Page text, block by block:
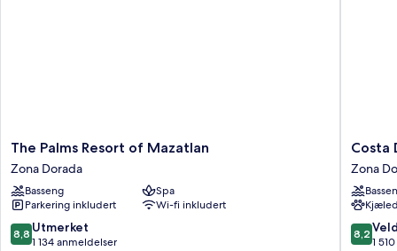
The
Palms
Resort
of
Mazatlan
Zona
Dorada
The Palms Resort of Mazatlan
Zona Dorada
Basseng
Spa
Parkering inkludert
Wi-fi inkludert
8.8
av
8,8 Utmerket
1 134 anmeldelser
Costa
De
Oro
Beach
Hotel
Zona
Dorada
Costa
Zona
8.2
av
8,2
1